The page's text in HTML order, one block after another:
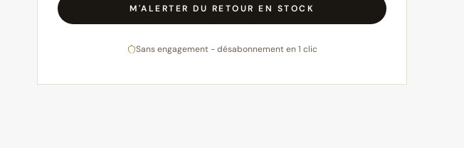
M'ALERTER DU RETOUR EN STOCK
Sans engagement - désabonnement en 1 clic